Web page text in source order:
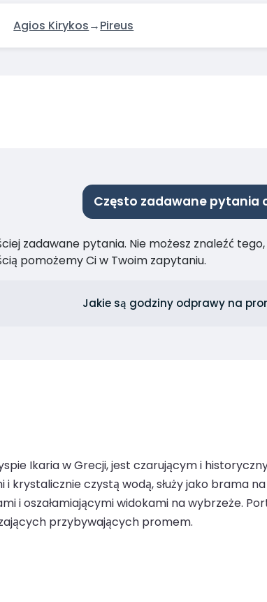
Agios Kirykos→Pireus
Często zadawane pytania
zadawane pytania. Nie możesz znaleźć
pomożemy Ci w Twoim zapytaniu.
Jakie są godziny odprawy na
Ikaria w Grecji, jest czarującym i
krystalicznie czystą wodą, służy jako brama
i oszałamiającymi widokami na wybrzeże.
przybywających promem.